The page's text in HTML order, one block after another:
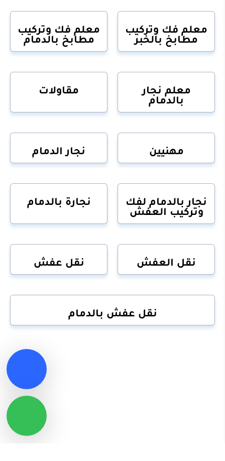
معلم فك وتركيب
مطابخ بالخبر
معلم فك وتركيب
مطابخ بالدمام
معلم نجار
بالدمام
مقاولات
مهنيين نجار الدمام
نجار بالدمام لفك
وتركيب العفش
نجارة بالدمام
نقل العفش نقل عفش
نقل عفش بالدمام